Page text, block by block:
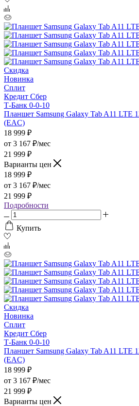
Скидка
Новинка
Сплит
Кредит Сбер
Т-Банк 0-0-10
Планшет Samsung Galaxy Tab A11 LTE
(EAC)
18 999 ₽
от 3 167 ₽/мес
21 999 ₽
Варианты цен
18 999 ₽
от 3 167 ₽/мес
21 999 ₽
Подробности
Купить
Скидка
Новинка
Сплит
Кредит Сбер
Т-Банк 0-0-10
Планшет Samsung Galaxy Tab A11 LTE
(EAC)
18 999 ₽
от 3 167 ₽/мес
21 999 ₽
Варианты цен